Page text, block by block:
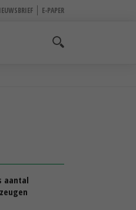
E-PAPER
aantal